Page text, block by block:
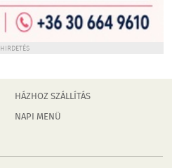
HIRDETÉS
HÁZHOZ SZÁLLÍTÁS
NAPI MENÜ